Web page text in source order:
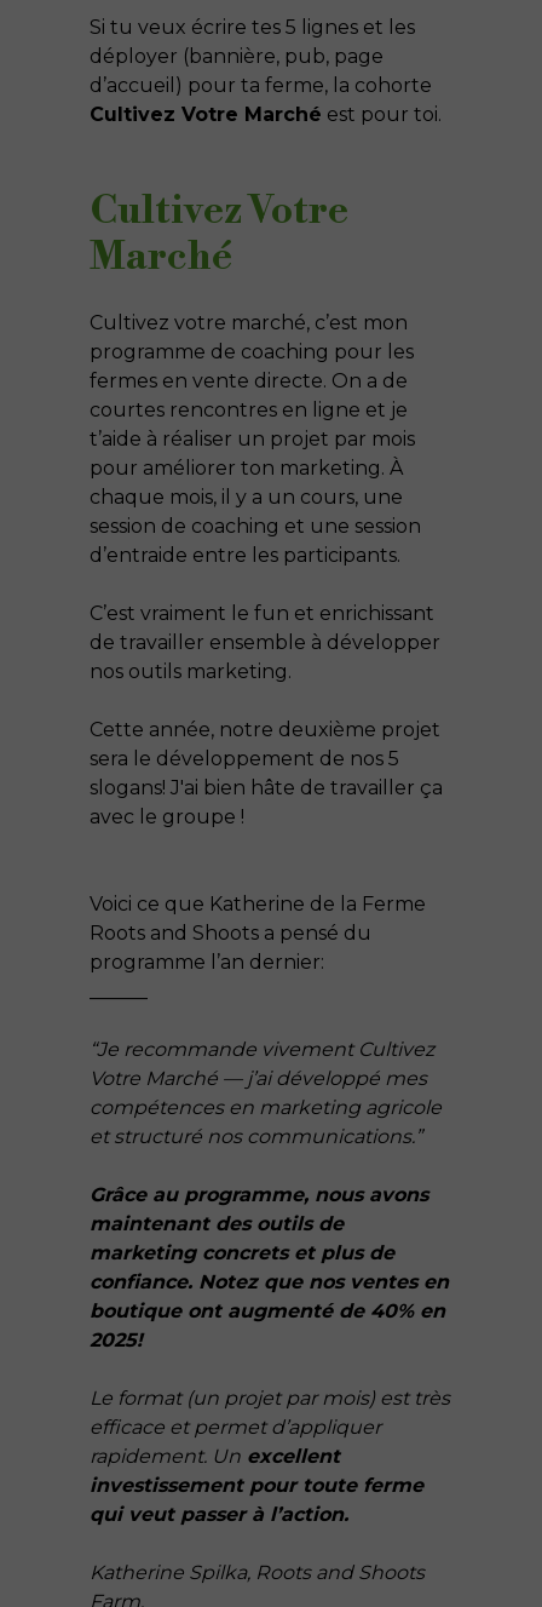
Si tu veux écrire tes 5 lignes et les
déployer (bannière, pub, page
d’accueil) pour ta ferme, la cohorte
Cultivez Votre Marché est pour toi.
Cultivez Votre
Marché
Cultivez votre marché, c’est mon
programme de coaching pour les
fermes en vente directe. On a de
courtes rencontres en ligne et je
t’aide à réaliser un projet par mois
pour améliorer ton marketing. À
chaque mois, il y a un cours, une
session de coaching et une session
d’entraide entre les participants.
C’est vraiment le fun et enrichissant
de travailler ensemble à développer
nos outils marketing.
Cette année, notre deuxième projet
sera le développement de nos 5
slogans! J'ai bien hâte de travailler ça
avec le groupe !
Voici ce que Katherine de la Ferme
Roots and Shoots a pensé du
programme l’an dernier:
“Je recommande vivement Cultivez
Votre Marché — j’ai développé mes
compétences en marketing agricole
et structuré nos communications.”
Grâce au programme, nous avons
maintenant des outils de
marketing concrets et plus de
confiance. Notez que nos ventes en
boutique ont augmenté de 40% en
2025!
Le format (un projet par mois) est très
efficace et permet d’appliquer
rapidement. Un excellent
investissement pour toute ferme
qui veut passer à l’action.
Katherine Spilka, Roots and Shoots
Farm.